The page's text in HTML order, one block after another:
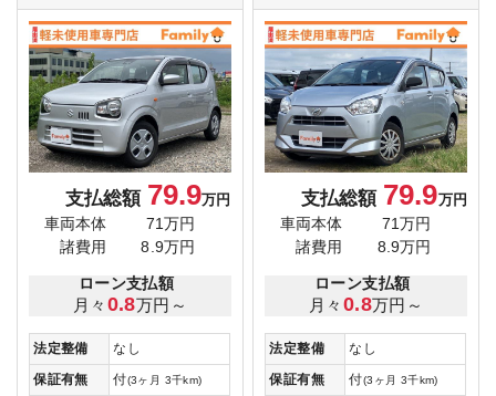
支払総額 79.9万円
車両本体
71万円
諸費用
8.9万円
ローン支払額
月々 0.8万円～
法定整備
なし
保証有無
付(3ヶ月 3千km)
支払総額 79.9万円
車両本体
71万円
諸費用
8.9万円
ローン支払額
月々 0.8万円～
法定整備
なし
保証有無
付(3ヶ月 3千km)